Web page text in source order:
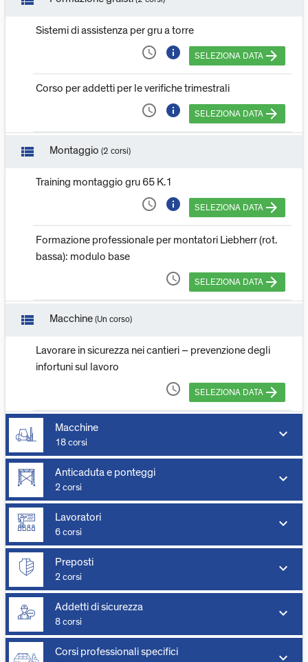
Sistemi di assistenza per gru a torre
access_time info SELEZIONA DATA arrow_forward
Corso per addetti per le verifiche trimestrali
access_time info SELEZIONA DATA arrow_forward
view_list Montaggio (2 corsi)
Training montaggio gru 65 K.1
access_time info SELEZIONA DATA arrow_forward
Formazione professionale per montatori Liebherr (rot.
bassa): modulo base
access_time SELEZIONA DATA arrow_forward
view_list Macchine (Un corso)
Lavorare in sicurezza nei cantieri – prevenzione degli
infortuni sul lavoro
access_time SELEZIONA DATA arrow_forward
Macchine
18 corsi
keyboard_arrow_down
Anticaduta e ponteggi
2 corsi
keyboard_arrow_down
Lavoratori
6 corsi
keyboard_arrow_down
Preposti
2 corsi
keyboard_arrow_down
Addetti di sicurezza
8 corsi
keyboard_arrow_down
Corsi professionali specifici keyboard_arrow_down